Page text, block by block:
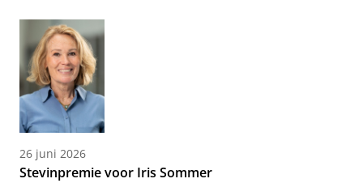
26 juni 2026
Stevinpremie voor Iris Sommer